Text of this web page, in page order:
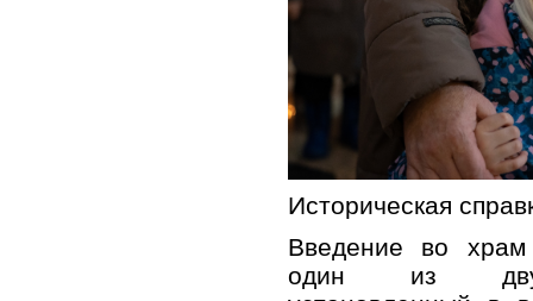
Историческая
Введение во
один из